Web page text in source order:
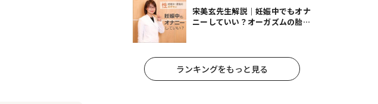
宋美玄先生解説｜妊娠中でもオナ
ニーしていい？オーガズムの胎児
ランキングをもっと見る